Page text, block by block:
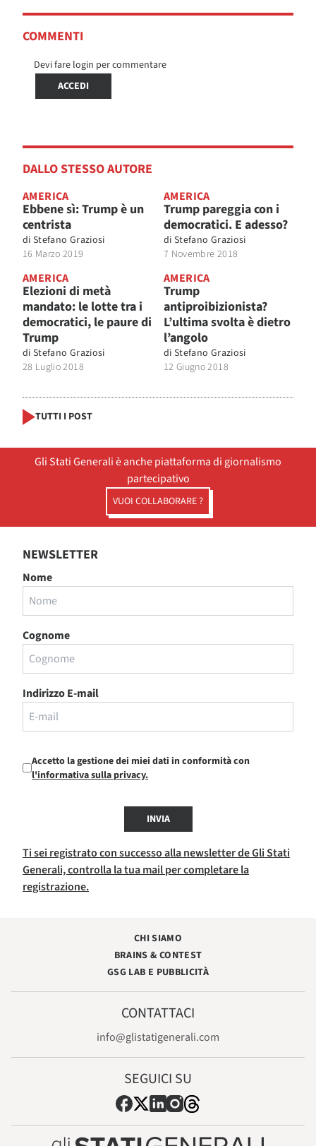
COMMENTI
Devi fare login per commentare
ACCEDI
DALLO STESSO AUTORE
AMERICA
Ebbene sì: Trump è un
centrista
di Stefano Graziosi
16 Marzo 2019
AMERICA
Trump pareggia con i
democratici. E adesso?
di Stefano Graziosi
7 Novembre 2018
AMERICA
Elezioni di metà
mandato: le lotte tra i
democratici, le paure di
Trump
di Stefano Graziosi
28 Luglio 2018
AMERICA
Trump
antiproibizionista?
L’ultima svolta è dietro
l’angolo
di Stefano Graziosi
12 Giugno 2018
TUTTI I POST
Gli Stati Generali è anche piattaforma di giornalismo
partecipativo
VUOI COLLABORARE ?
NEWSLETTER
Nome
Cognome
Indirizzo E-mail
Accetto la gestione dei miei dati in conformità con
l'informativa sulla privacy.
INVIA
Ti sei registrato con successo alla newsletter de Gli Stati
Generali, controlla la tua mail per completare la
registrazione.
CHI SIAMO
BRAINS & CONTEST
GSG LAB E PUBBLICITÀ
CONTATTACI
info@glistatigenerali.com
SEGUICI SU